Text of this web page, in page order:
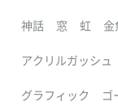
神話 窓 虹 金
アクリルガッシュ
グラフィック ゴ